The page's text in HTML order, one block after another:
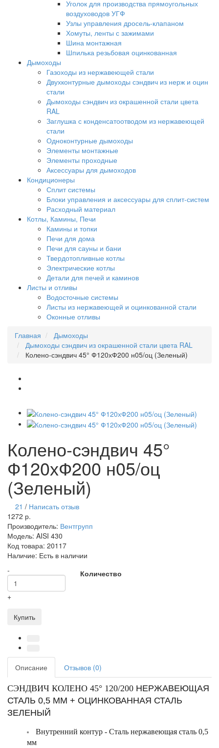
Уголок для производства прямоугольных
воздуховодов УГФ
Узлы управления дросель-клапаном
Хомуты, ленты с зажимами
Шина монтажная
Шпилька резьбовая оцинкованная
Дымоходы
Газоходы из нержавеющей стали
Двухконтурные дымоходы сэндвич из нерж и оцин
стали
Дымоходы сэндвич из окрашенной стали цвета
RAL
Заглушка с конденсатоотводом из нержавеющей
стали
Одноконтурные дымоходы
Элементы монтажные
Элементы проходные
Аксессуары для дымоходов
Кондиционеры
Сплит системы
Блоки управления и аксессуары для сплит-систем
Расходный материал
Котлы, Камины, Печи
Камины и топки
Печи для дома
Печи для сауны и бани
Твердотопливные котлы
Электрические котлы
Детали для печей и каминов
Листы и отливы
Водосточные системы
Листы из нержавеющей и оцинкованной стали
Оконные отливы
Главная
Дымоходы
Дымоходы сэндвич из окрашенной стали цвета RAL
Колено-сэндвич 45° Ф120хФ200 н05/оц (Зеленый)
Колено-сэндвич 45°
Ф120хФ200 н05/оц
(Зеленый)
21 / Написать отзыв
1272 р.
Производитель: Вентгрупп
Модель: AISI 430
Код товара: 20117
Наличие: Есть в наличии
Количество
-
+
Купить
Описание Отзывов (0)
СЭНДВИЧ КОЛЕНО 45° 120/200 НЕРЖАВЕЮЩАЯ
СТАЛЬ 0,5 ММ + ОЦИНКОВАННАЯ СТАЛЬ
ЗЕЛЕНЫЙ
Внутренний контур - Сталь нержавеющая сталь 0,5
мм